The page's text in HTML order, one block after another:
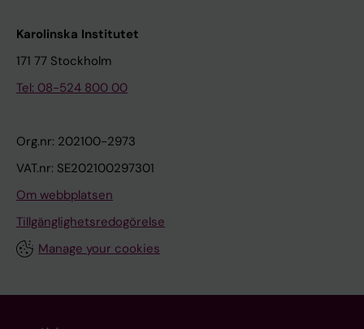
Karolinska Institutet
171 77 Stockholm
Tel: 08-524 800 00
Org.nr: 202100-2973
VAT.nr: SE202100297301
Om webbplatsen
Tillgänglighetsredogörelse
Manage your cookies